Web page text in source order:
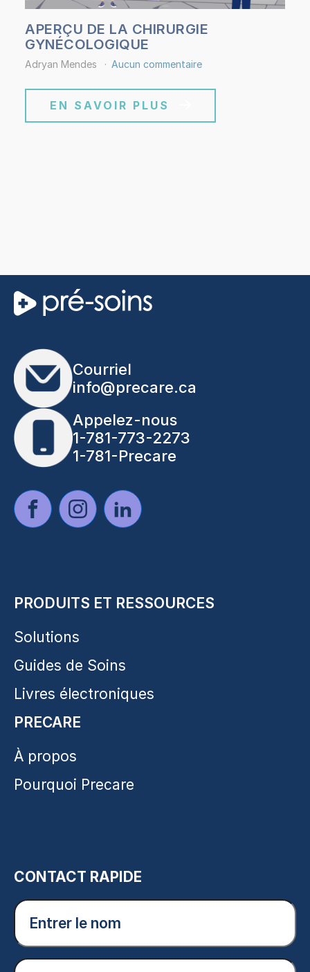
APERÇU DE LA CHIRURGIE
GYNÉCOLOGIQUE
Adryan Mendes Aucun commentaire
EN SAVOIR PLUS
Courriel
info@precare.ca
Appelez-nous
1-781-773-2273
1-781-Precare
PRODUITS ET RESSOURCES
Solutions
Guides de Soins
Livres électroniques
PRECARE
À propos
Pourquoi Precare
CONTACT RAPIDE
Entrer
nom
Courriel